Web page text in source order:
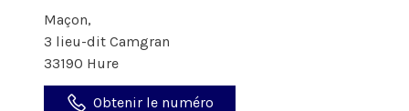
Maçon,
3 lieu-dit Camgran
33190 Hure
Obtenir le numéro